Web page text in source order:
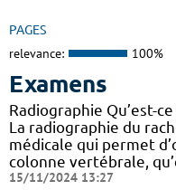
PAGES
relevance: 100%
Examens
Radiographie Qu’est-
La radiographie du
médicale qui permet
colonne vertébrale,
15/11/2024 13:27